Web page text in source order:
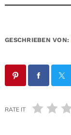
GESCHRIEBEN VON:
RATE IT